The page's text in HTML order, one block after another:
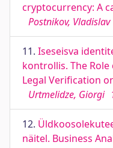
cryptocurrency: A
Postnikov, Vladislav
11. Iseseisva
kontrollis. The
Legal Verification
Urtmelidze, Giorgi
12.
näitel. Business